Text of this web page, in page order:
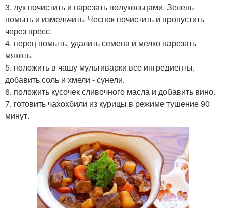
3. лук почистить и нарезать полукольцами. Зелень
помыть и измельчить. Чеснок почистить и пропустить
через пресс.
4. перец помыть, удалить семена и мелко нарезать
мякоть.
5. положить в чашу мультиварки все ингредиенты,
добавить соль и хмели - сунели.
6. положить кусочек сливочного масла и добавить вино.
7. готовить чахохбили из курицы в режиме тушение 90
минут.